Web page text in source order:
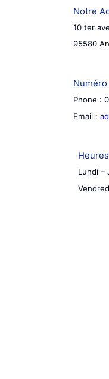
Notre
10 ter
95580
Phone :
Email :
Lundi –